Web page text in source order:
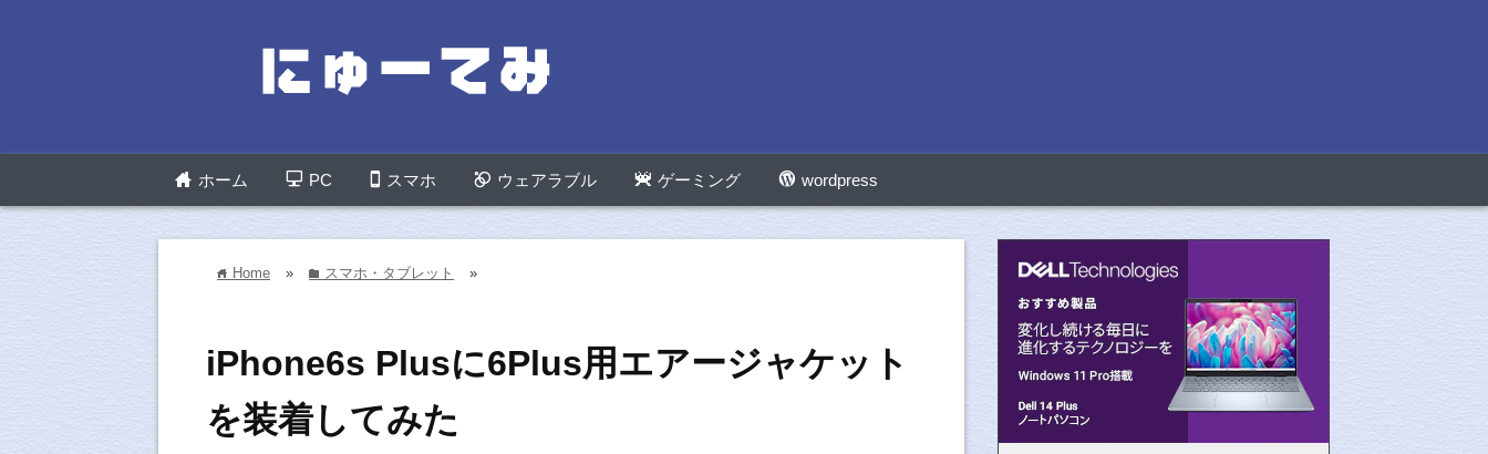
ホーム PC スマホ ウェアラブル ゲーミング wordpress
home Home » folder スマホ・タブレット »
iPhone6s Plusに6Plus用エアージャケット
を装着してみた